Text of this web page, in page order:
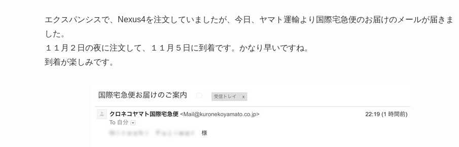
エクスパンシスで、Nexus4を注文していましたが、今日、ヤマト運輸より国際宅急便のお届けのメールが届きま
した。
１１月２日の夜に注文して、１１月５日に到着です。かなり早いですね。
到着が楽しみです。